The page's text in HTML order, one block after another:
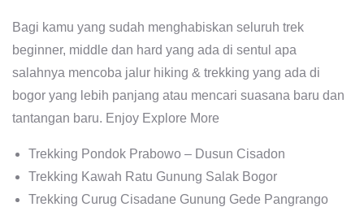
Bagi kamu yang sudah menghabiskan seluruh trek
beginner, middle dan hard yang ada di sentul apa
salahnya mencoba jalur hiking & trekking yang ada di
bogor yang lebih panjang atau mencari suasana baru dan
tantangan baru. Enjoy Explore More
Trekking Pondok Prabowo – Dusun Cisadon
Trekking Kawah Ratu Gunung Salak Bogor
Trekking Curug Cisadane Gunung Gede Pangrango